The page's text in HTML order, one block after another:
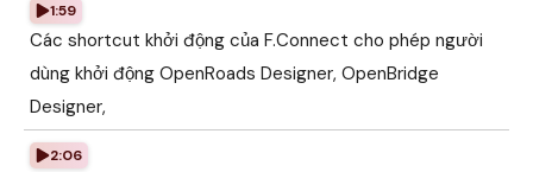
1:59
Các shortcut khởi động của F.Connect cho phép người
dùng khởi động OpenRoads Designer, OpenBridge
Designer,
2:06